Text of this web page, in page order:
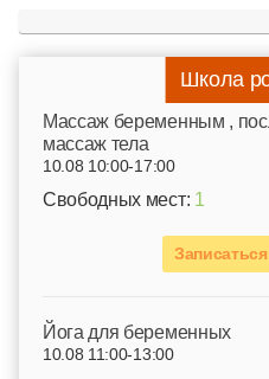
Школа
Mассаж беременным ,
массаж тела
10.08 10:00-17:00
Свободных мест: 1
Йога для беременных
10.08 11:00-13:00